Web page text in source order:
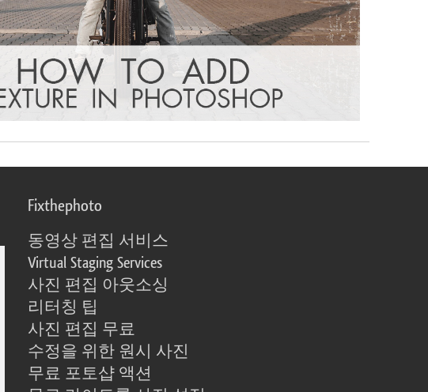
Fixthephoto
동영상 편집 서비스
Virtual Staging Services
사진 편집 아웃소싱
리터칭 팁
사진 편집 무료
수정을 위한 원시 사진
무료 포토샵 액션